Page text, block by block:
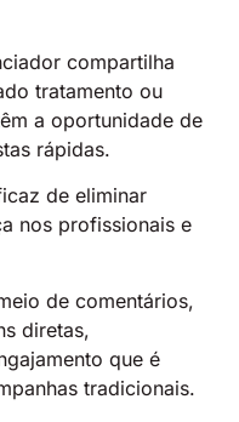
compartilha
tratamento ou
a oportunidade de
rápidas.
de eliminar
nos profissionais e
de comentários,
diretas,
que é
tradicionais.